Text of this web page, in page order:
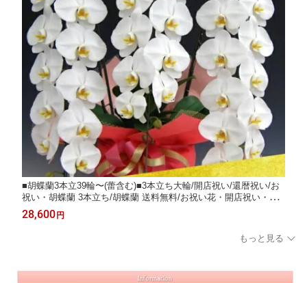
■胡蝶蘭3本立39輪〜(蕾含む)■3本立ち大輪/開店祝い/還暦祝い/お
祝い・胡蝶蘭 3本立ち/胡蝶蘭 送料無料/お祝い花・開店祝い・お
祝い花・お供え花・ 【ラン・胡蝶蘭】胡蝶蘭 お祝い・お祝い返
し・還暦・喜寿・米寿 竣工式落成式 お歳暮株主総会はなやか
28,600 円
もっと見る